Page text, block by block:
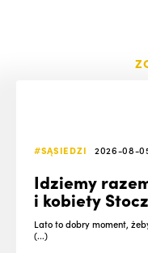
#SĄSIEDZI 2026-08-
Idziemy
i kobiety
Lato to dobry moment,
(...)